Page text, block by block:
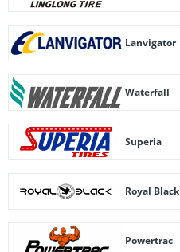
Lanvigator
Waterfall
Superia
Royal Black
Powertrac